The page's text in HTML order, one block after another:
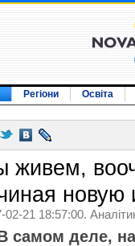
Регіони Освіта
живем,
новую
02-21 18:57:00.
самом деле,